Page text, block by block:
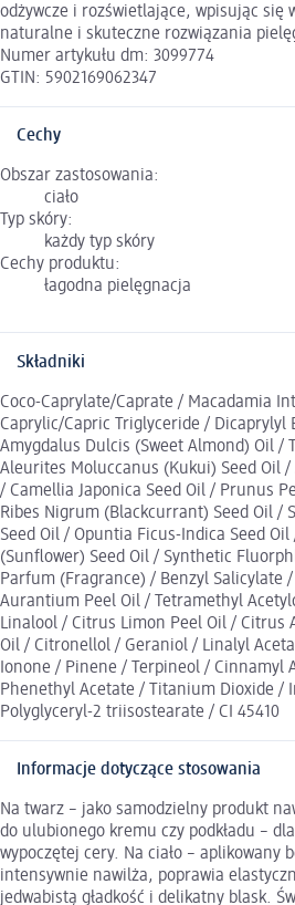
odżywcze i rozświetlające, wpisując się
naturalne i skuteczne rozwiązania
Numer artykułu dm: 3099774
GTIN: 5902169062347
Cechy
Obszar zastosowania:
ciało
Typ skóry:
każdy typ skóry
Cechy produktu:
łagodna pielęgnacja
Składniki
Coco-Caprylate/Caprate / Macadamia
Caprylic/Capric Triglyceride / Dicaprylyl
Amygdalus Dulcis (Sweet Almond) Oil /
Aleurites Moluccanus (Kukui) Seed Oil
/ Camellia Japonica Seed Oil / Prunus
Ribes Nigrum (Blackcurrant) Seed Oil /
Seed Oil / Opuntia Ficus-Indica Seed
(Sunflower) Seed Oil / Synthetic
Parfum (Fragrance) / Benzyl Salicylate
Aurantium Peel Oil / Tetramethyl
Linalool / Citrus Limon Peel Oil / Citrus
Oil / Citronellol / Geraniol / Linalyl
Ionone / Pinene / Terpineol / Cinnamyl
Phenethyl Acetate / Titanium Dioxide /
Polyglyceryl-2 triisostearate / CI 45410
Informacje dotyczące stosowania
Na twarz – jako samodzielny produkt
do ulubionego kremu czy podkładu –
wypoczętej cery. Na ciało – aplikowany
intensywnie nawilża, poprawia
jedwabistą gładkość i delikatny blask.